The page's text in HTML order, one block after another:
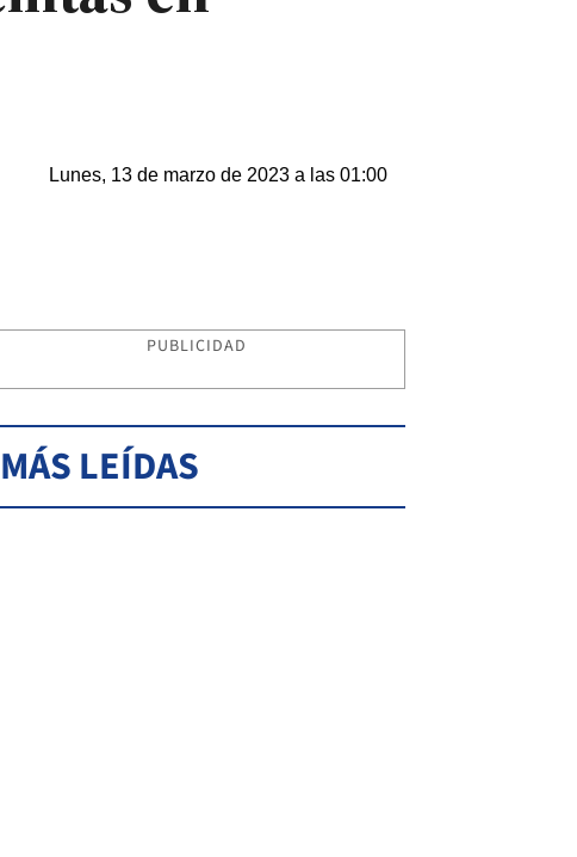
Lunes, 13 de marzo de 2023 a las 01:00
PUBLICIDAD
MÁS LEÍDAS